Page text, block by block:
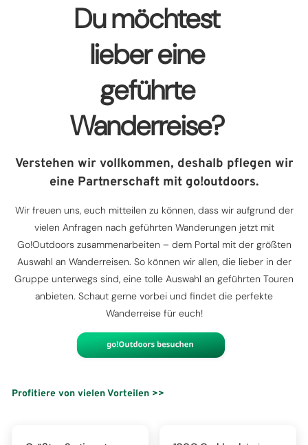
Du möchtest
lieber eine
geführte
Wanderreise?
Verstehen wir vollkommen, deshalb pflegen wir
eine Partnerschaft mit go!outdoors.
Wir freuen uns, euch mitteilen zu können, dass wir aufgrund der
vielen Anfragen nach geführten Wanderungen jetzt mit
Go!Outdoors zusammenarbeiten – dem Portal mit der größten
Auswahl an Wanderreisen. So können wir allen, die lieber in der
Gruppe unterwegs sind, eine tolle Auswahl an geführten Touren
anbieten. Schaut gerne vorbei und findet die perfekte
Wanderreise für euch!
Profitiere von vielen Vorteilen >>